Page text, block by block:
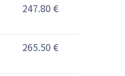
247.80 €
265.50 €